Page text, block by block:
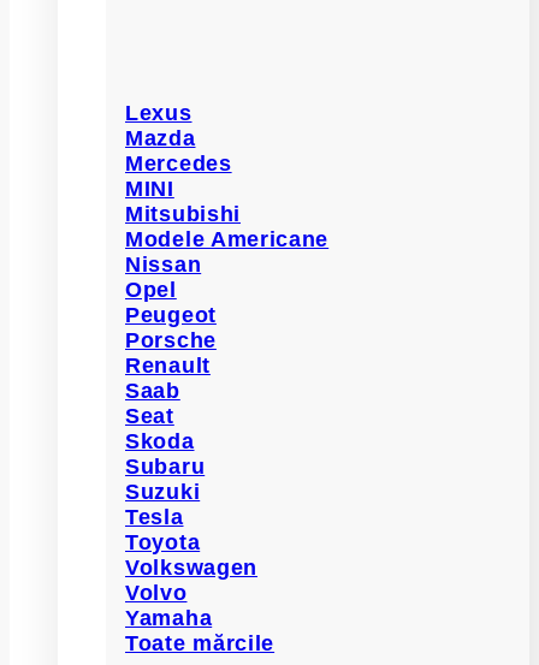
Lexus
Mazda
Mercedes
MINI
Mitsubishi
Modele Americane
Nissan
Opel
Peugeot
Porsche
Renault
Saab
Seat
Skoda
Subaru
Suzuki
Tesla
Toyota
Volkswagen
Volvo
Yamaha
Toate mărcile